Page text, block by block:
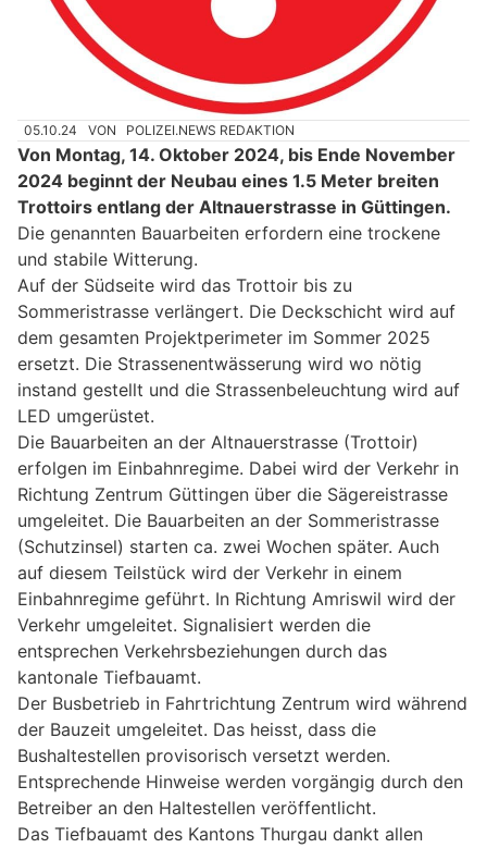
05.10.24 VON POLIZEI.NEWS REDAKTION
Von Montag, 14. Oktober 2024, bis Ende November
2024 beginnt der Neubau eines 1.5 Meter breiten
Trottoirs entlang der Altnauerstrasse in Güttingen.
Die genannten Bauarbeiten erfordern eine trockene
und stabile Witterung.
Auf der Südseite wird das Trottoir bis zu
Sommeristrasse verlängert. Die Deckschicht wird auf
dem gesamten Projektperimeter im Sommer 2025
ersetzt. Die Strassenentwässerung wird wo nötig
instand gestellt und die Strassenbeleuchtung wird auf
LED umgerüstet.
Die Bauarbeiten an der Altnauerstrasse (Trottoir)
erfolgen im Einbahnregime. Dabei wird der Verkehr in
Richtung Zentrum Güttingen über die Sägereistrasse
umgeleitet. Die Bauarbeiten an der Sommeristrasse
(Schutzinsel) starten ca. zwei Wochen später. Auch
auf diesem Teilstück wird der Verkehr in einem
Einbahnregime geführt. In Richtung Amriswil wird der
Verkehr umgeleitet. Signalisiert werden die
entsprechen Verkehrsbeziehungen durch das
kantonale Tiefbauamt.
Der Busbetrieb in Fahrtrichtung Zentrum wird während
der Bauzeit umgeleitet. Das heisst, dass die
Bushaltestellen provisorisch versetzt werden.
Entsprechende Hinweise werden vorgängig durch den
Betreiber an den Haltestellen veröffentlicht.
Das Tiefbauamt des Kantons Thurgau dankt allen